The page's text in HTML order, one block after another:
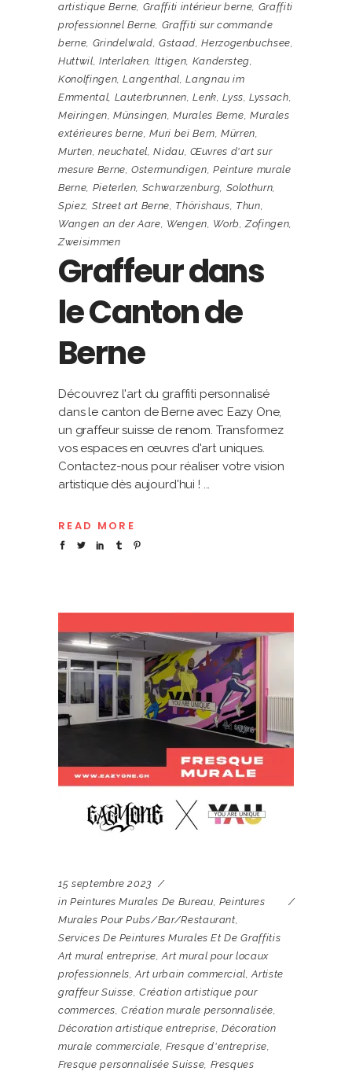
artistique Berne, Graffiti intérieur berne, Graffiti
professionnel Berne, Graffiti sur commande
berne, Grindelwald,Gstaad,Herzogenbuchsee,
Huttwil, Interlaken, Ittigen, Kandersteg,
Konolfingen,Langenthal,Langnau im
Emmental, Lauterbrunnen,Lenk,Lyss,Lyssach,
Meiringen,Münsingen,Murales Berne,Murales
extérieures berne,Muri bei Bern,Mürren,
Murten,neuchatel,Nidau, Œuvres d'art sur
mesure Berne,Ostermundigen, Peinture murale
Berne, Pieterlen, Schwarzenburg, Solothurn,
Spiez, Street art Berne, Thörishaus, Thun,
Wangen an der Aare, Wengen, Worb,Zofingen,
Zweisimmen
Graffeur dans
le Canton de
Berne
Découvrez l'art du graffiti personnalisé
dans le canton de Berne avec Eazy One,
un graffeur suisse de renom. Transformez
vos espaces en œuvres d'art uniques.
Contactez-nous pour réaliser votre vision
artistique dès aujourd'hui !
READ MORE
15 septembre 2023
in Peintures Murales De Bureau Peintures
Murales Pour Pubs/bar/restaurant
Services De Peintures Murales Et De Graffitis
Art mural entreprise ,Art mural pour locaux
professionnels ,Art urbain commercial ,Artiste
graffeur Suisse ,Création artistique pour
commerces ,Création murale personnalisée
Décoration artistique entreprise ,Décoration
murale commerciale ,Fresque d'entreprise
Fresque personnalisée Suisse Fresques